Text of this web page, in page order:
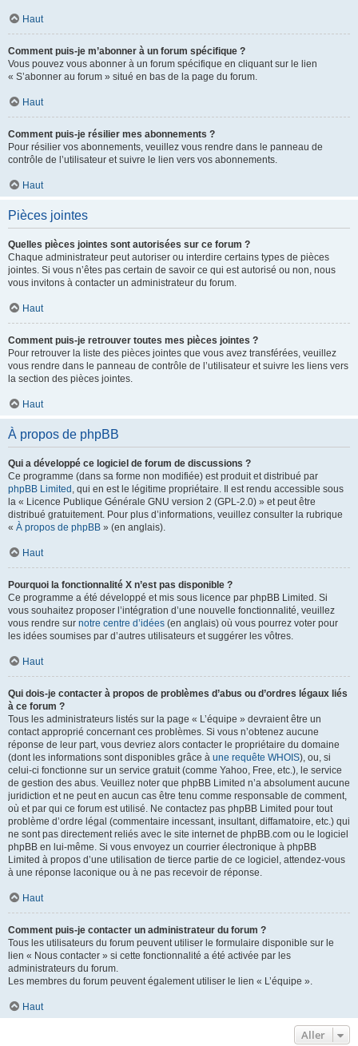
Haut
Comment puis-je m’abonner à un forum spécifique ?
Vous pouvez vous abonner à un forum spécifique en cliquant sur le lien
« S’abonner au forum » situé en bas de la page du forum.
Haut
Comment puis-je résilier mes abonnements ?
Pour résilier vos abonnements, veuillez vous rendre dans le panneau de
contrôle de l’utilisateur et suivre le lien vers vos abonnements.
Haut
Pièces jointes
Quelles pièces jointes sont autorisées sur ce forum ?
Chaque administrateur peut autoriser ou interdire certains types de pièces
jointes. Si vous n’êtes pas certain de savoir ce qui est autorisé ou non, nous
vous invitons à contacter un administrateur du forum.
Haut
Comment puis-je retrouver toutes mes pièces jointes ?
Pour retrouver la liste des pièces jointes que vous avez transférées, veuillez
vous rendre dans le panneau de contrôle de l’utilisateur et suivre les liens vers
la section des pièces jointes.
Haut
À propos de phpBB
Qui a développé ce logiciel de forum de discussions ?
Ce programme (dans sa forme non modifiée) est produit et distribué par
phpBB Limited , qui en est le légitime propriétaire. Il est rendu accessible sous
la « Licence Publique Générale GNU version 2 (GPL-2.0) » et peut être
distribué gratuitement. Pour plus d’informations, veuillez consulter la rubrique
« À propos de phpBB » (en anglais).
Haut
Pourquoi la fonctionnalité X n’est pas disponible ?
Ce programme a été développé et mis sous licence par phpBB Limited. Si
vous souhaitez proposer l’intégration d’une nouvelle fonctionnalité, veuillez
vous rendre sur notre centre d’idées (en anglais) où vous pourrez voter pour
les idées soumises par d’autres utilisateurs et suggérer les vôtres.
Haut
Qui dois-je contacter à propos de problèmes d’abus ou d’ordres légaux liés
à ce forum ?
Tous les administrateurs listés sur la page « L’équipe » devraient être un
contact approprié concernant ces problèmes. Si vous n’obtenez aucune
réponse de leur part, vous devriez alors contacter le propriétaire du domaine
(dont les informations sont disponibles grâce à une requête WHOIS), ou, si
celui-ci fonctionne sur un service gratuit (comme Yahoo, Free, etc.), le service
de gestion des abus. Veuillez noter que phpBB Limited n’a absolument aucune
juridiction et ne peut en aucun cas être tenu comme responsable de comment,
où et par qui ce forum est utilisé. Ne contactez pas phpBB Limited pour tout
problème d’ordre légal (commentaire incessant, insultant, diffamatoire, etc.) qui
ne sont pas directement reliés avec le site internet de phpBB.com ou le logiciel
phpBB en lui-même. Si vous envoyez un courrier électronique à phpBB
Limited à propos d’une utilisation de tierce partie de ce logiciel, attendez-vous
à une réponse laconique ou à ne pas recevoir de réponse.
Haut
Comment puis-je contacter un administrateur du forum ?
Tous les utilisateurs du forum peuvent utiliser le formulaire disponible sur le
lien « Nous contacter » si cette fonctionnalité a été activée par les
administrateurs du forum.
Les membres du forum peuvent également utiliser le lien « L’équipe ».
Haut
Aller